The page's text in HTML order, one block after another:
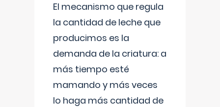
El mecanismo que regula
la cantidad de leche que
producimos es la
demanda de la criatura: a
más tiempo esté
mamando y más veces
lo haga más cantidad de